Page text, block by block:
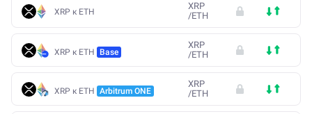
XRP к ETH
XRP
/ETH
XRP к ETH Base
XRP
/ETH
XRP к ETH Arbitrum ONE
XRP
/ETH